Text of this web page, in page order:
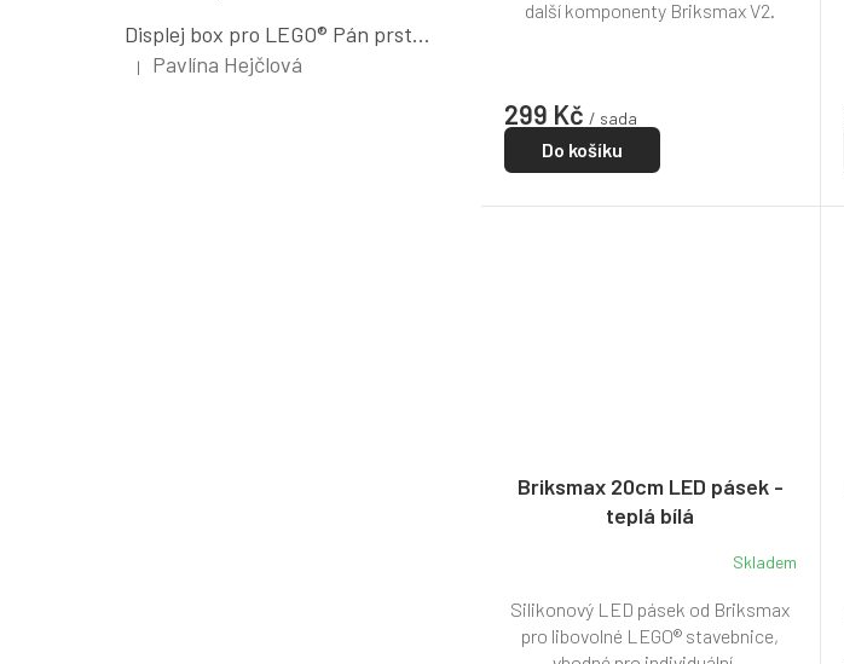
Displej box pro LEGO® Pán prstenů: Kraj (10354)
Hodnocení produktu je 5 z 5 hvězdiček.
| Pavlína Hejčlová
299 Kč / sada
Do košíku
další komponenty Briksmax V2.
Briksmax 20cm LED pásek -
teplá bílá
Skladem
Silikonový LED pásek od Briksmax
pro libovolné LEGO® stavebnice,